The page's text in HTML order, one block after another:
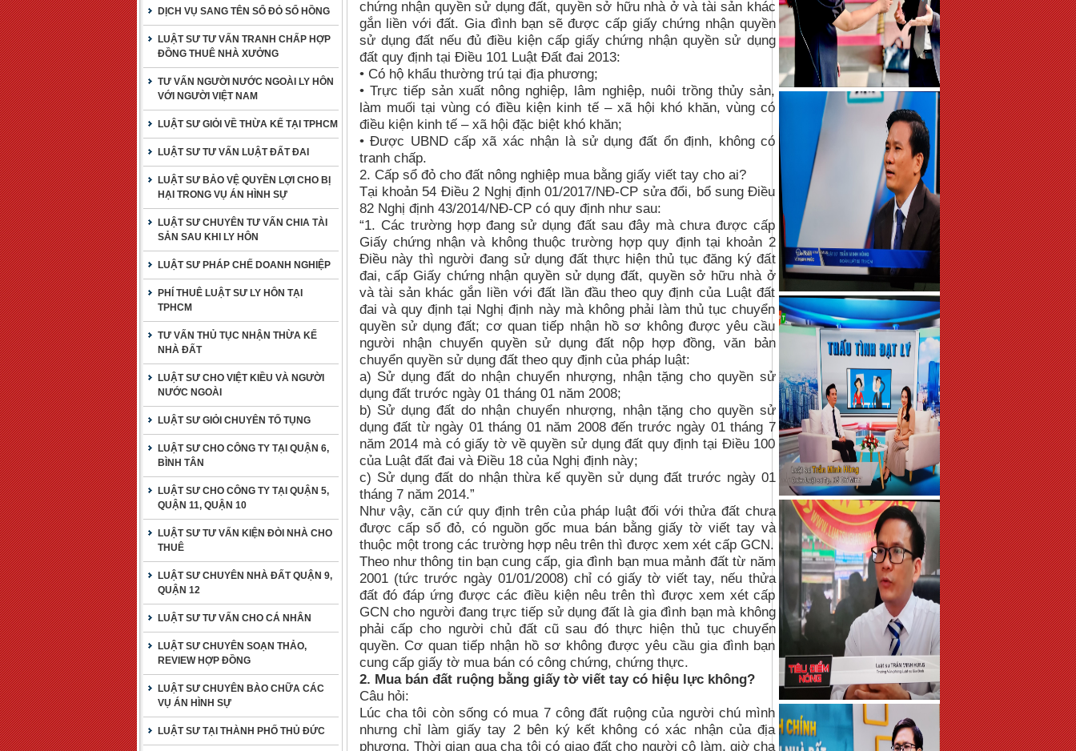
DỊCH VỤ SANG TÊN SỔ ĐỎ SỔ HỒNG
LUẬT SƯ TƯ VẤN TRANH CHẤP HỢP
ĐỒNG THUÊ NHÀ XƯỞNG
TƯ VẤN NGƯỜI NƯỚC NGOÀI LY HÔN
VỚI NGƯỜI VIỆT NAM
LUẬT SƯ GIỎI VỀ THỪA KẾ TẠI TPHCM
LUẬT SƯ TƯ VẤN LUẬT ĐẤT ĐAI
LUẬT SƯ BẢO VỆ QUYỀN LỢI CHO BỊ
HẠI TRONG VỤ ÁN HÌNH SỰ
LUẬT SƯ CHUYÊN TƯ VẤN CHIA TÀI
SẢN SAU KHI LY HÔN
LUẬT SƯ PHÁP CHẾ DOANH NGHIỆP
PHÍ THUÊ LUẬT SƯ LY HÔN TẠI
TPHCM
TƯ VẤN THỦ TỤC NHẬN THỪA KẾ
NHÀ ĐẤT
LUẬT SƯ CHO VIỆT KIỀU VÀ NGƯỜI
NƯỚC NGOÀI
LUẬT SƯ GIỎI CHUYÊN TỐ TỤNG
LUẬT SƯ CHO CÔNG TY TẠI QUẬN 6,
BÌNH TÂN
LUẬT SƯ CHO CÔNG TY TẠI QUẬN 5,
QUẬN 11, QUẬN 10
LUẬT SƯ TƯ VẤN KIỆN ĐÒI NHÀ CHO
THUÊ
LUẬT SƯ CHUYÊN NHÀ ĐẤT QUẬN 9,
QUẬN 12
LUẬT SƯ TƯ VẤN CHO CÁ NHÂN
LUẬT SƯ CHUYÊN SOẠN THẢO,
REVIEW HỢP ĐỒNG
LUẬT SƯ CHUYÊN BÀO CHỮA CÁC
VỤ ÁN HÌNH SỰ
LUẬT SƯ TẠI THÀNH PHỐ THỦ ĐỨC
chứng nhận quyền sử dụng đất, quyền sở hữu nhà ở và tài sản khác
gắn liền với đất. Gia đình bạn sẽ được cấp giấy chứng nhận quyền
sử dụng đất nếu đủ điều kiện cấp giấy chứng nhận quyền sử dụng
đất quy định tại Điều 101 Luật Đất đai 2013:
• Có hộ khẩu thường trú tại địa phương;
• Trực tiếp sản xuất nông nghiệp, lâm nghiệp, nuôi trồng thủy sản,
làm muối tại vùng có điều kiện kinh tế – xã hội khó khăn, vùng có
điều kiện kinh tế – xã hội đặc biệt khó khăn;
• Được UBND cấp xã xác nhận là sử dụng đất ổn định, không có
tranh chấp.
2. Cấp sổ đỏ cho đất nông nghiệp mua bằng giấy viết tay cho ai?
Tại khoản 54 Điều 2 Nghị định 01/2017/NĐ-CP sửa đổi, bổ sung Điều
82 Nghị định 43/2014/NĐ-CP có quy định như sau:
“1. Các trường hợp đang sử dụng đất sau đây mà chưa được cấp
Giấy chứng nhận và không thuộc trường hợp quy định tại khoản 2
Điều này thì người đang sử dụng đất thực hiện thủ tục đăng ký đất
đai, cấp Giấy chứng nhận quyền sử dụng đất, quyền sở hữu nhà ở
và tài sản khác gắn liền với đất lần đầu theo quy định của Luật đất
đai và quy định tại Nghị định này mà không phải làm thủ tục chuyển
quyền sử dụng đất; cơ quan tiếp nhận hồ sơ không được yêu cầu
người nhận chuyển quyền sử dụng đất nộp hợp đồng, văn bản
chuyển quyền sử dụng đất theo quy định của pháp luật:
a) Sử dụng đất do nhận chuyển nhượng, nhận tặng cho quyền sử
dụng đất trước ngày 01 tháng 01 năm 2008;
b) Sử dụng đất do nhận chuyển nhượng, nhận tặng cho quyền sử
dụng đất từ ngày 01 tháng 01 năm 2008 đến trước ngày 01 tháng 7
năm 2014 mà có giấy tờ về quyền sử dụng đất quy định tại Điều 100
của Luật đất đai và Điều 18 của Nghị định này;
c) Sử dụng đất do nhận thừa kế quyền sử dụng đất trước ngày 01
tháng 7 năm 2014.”
Như vậy, căn cứ quy định trên của pháp luật đối với thửa đất chưa
được cấp sổ đỏ, có nguồn gốc mua bán bằng giấy tờ viết tay và
thuộc một trong các trường hợp nêu trên thì được xem xét cấp GCN.
Theo như thông tin bạn cung cấp, gia đình bạn mua mảnh đất từ năm
2001 (tức trước ngày 01/01/2008) chỉ có giấy tờ viết tay, nếu thửa
đất đó đáp ứng được các điều kiện nêu trên thì được xem xét cấp
GCN cho người đang trực tiếp sử dụng đất là gia đình bạn mà không
phải cấp cho người chủ đất cũ sau đó thực hiện thủ tục chuyển
quyền. Cơ quan tiếp nhận hồ sơ không được yêu cầu gia đình bạn
cung cấp giấy tờ mua bán có công chứng, chứng thực.
2. Mua bán đất ruộng bằng giấy tờ viết tay có hiệu lực không?
Câu hỏi:
Lúc cha tôi còn sống có mua 7 công đất ruộng của người chú mình
nhưng chỉ làm giấy tay 2 bên ký kết không có xác nhận của địa
phương. Thời gian qua cha tôi có giao đất cho người cô làm, giờ cha